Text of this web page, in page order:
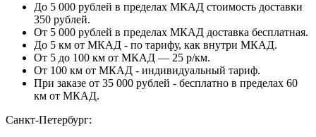
До 5 000 рублей в пределах МКАД стоимость доставки
350 рублей.
От 5 000 рублей в пределах МКАД доставка бесплатная.
До 5 км от МКАД - по тарифу, как внутри МКАД.
От 5 до 100 км от МКАД — 25 р/км.
От 100 км от МКАД - индивидуальный тариф.
При заказе от 35 000 рублей - бесплатно в пределах 60
км от МКАД.
Санкт-Петербург: